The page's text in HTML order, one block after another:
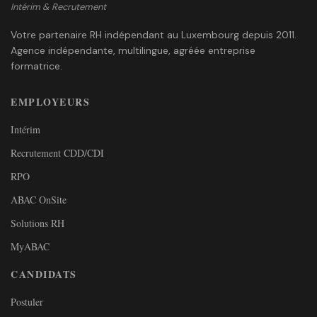
Intérim & Recrutement
Votre partenaire RH indépendant au Luxembourg depuis 2011.
Agence indépendante, multilingue, agréée entreprise
formatrice.
EMPLOYEURS
Intérim
Recrutement CDD/CDI
RPO
ABAC OnSite
Solutions RH
MyABAC
CANDIDATS
Postuler